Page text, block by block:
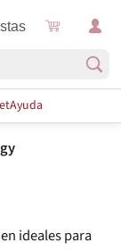
Ayuda
ideales para